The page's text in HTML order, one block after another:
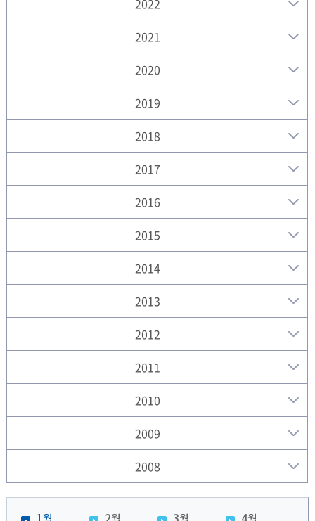
2022
2021
2020
2019
2018
2017
2016
2015
2014
2013
2012
2011
2010
2009
2008